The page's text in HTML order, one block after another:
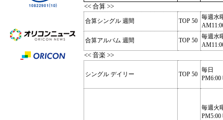
<< 合算 >>
合算シングル 週間 TOP 50
毎週水
合算アルバム 週間 TOP 50
毎週水
<< 音楽 >>
シングル デイリー TOP 50
毎日
PM6:00
毎週火
PM5:00